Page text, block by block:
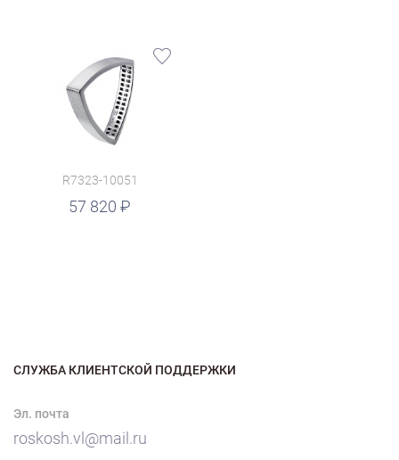
R7323-10051
57 820
СЛУЖБА КЛИЕНТСКОЙ ПОДДЕРЖКИ
Эл. почта
roskosh.vl@mail.ru